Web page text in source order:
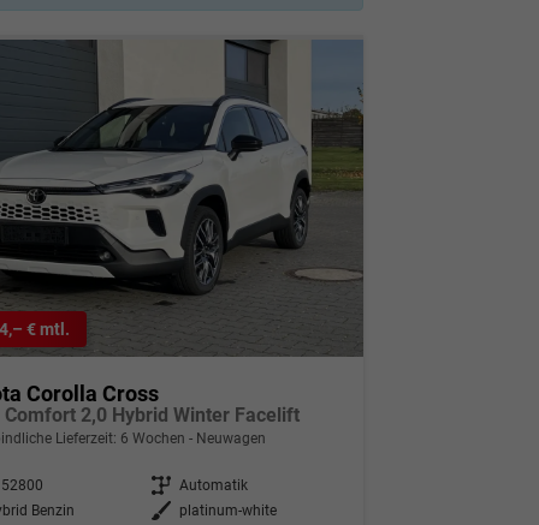
€ mtl.
Corolla Cross
Comfort 2,0 Hybrid Winter Facelift
Lieferzeit: 6 Wochen Neuwagen
Getriebe Automatik
Benzin
Außenfarbe
platinum-white